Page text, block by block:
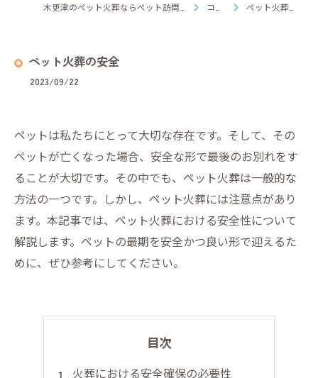
コラム ペット火葬の安全
ペット火葬の安全
2023/09/22
ペットは私たちにとって大切な存在です。そして、その
ペットが亡くなった場合、安全な形で最後のお別れをす
ることが大切です。その中でも、ペット火葬は一般的な
方法の一つです。しかし、ペット火葬には注意点があり
ます。本記事では、ペット火葬における安全性について
解説します。ペットの最期を安全かつ良い形で迎えるた
めに、ぜひ参考にしてください。
目次
火葬における安全確保の必要性